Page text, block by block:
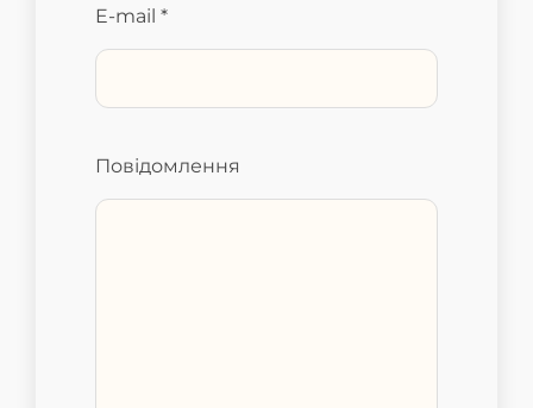
E-mail *
Повідомлення